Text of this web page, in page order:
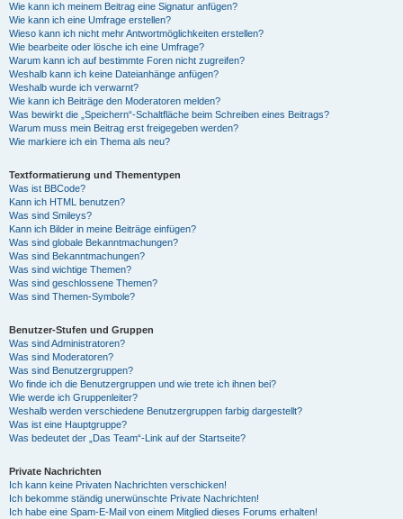
Wie kann ich meinem Beitrag eine Signatur anfügen?
Wie kann ich eine Umfrage erstellen?
Wieso kann ich nicht mehr Antwortmöglichkeiten erstellen?
Wie bearbeite oder lösche ich eine Umfrage?
Warum kann ich auf bestimmte Foren nicht zugreifen?
Weshalb kann ich keine Dateianhänge anfügen?
Weshalb wurde ich verwarnt?
Wie kann ich Beiträge den Moderatoren melden?
Was bewirkt die „Speichern“-Schaltfläche beim Schreiben eines Beitrags?
Warum muss mein Beitrag erst freigegeben werden?
Wie markiere ich ein Thema als neu?
Textformatierung und Thementypen
Was ist BBCode?
Kann ich HTML benutzen?
Was sind Smileys?
Kann ich Bilder in meine Beiträge einfügen?
Was sind globale Bekanntmachungen?
Was sind Bekanntmachungen?
Was sind wichtige Themen?
Was sind geschlossene Themen?
Was sind Themen-Symbole?
Benutzer-Stufen und Gruppen
Was sind Administratoren?
Was sind Moderatoren?
Was sind Benutzergruppen?
Wo finde ich die Benutzergruppen und wie trete ich ihnen bei?
Wie werde ich Gruppenleiter?
Weshalb werden verschiedene Benutzergruppen farbig dargestellt?
Was ist eine Hauptgruppe?
Was bedeutet der „Das Team“-Link auf der Startseite?
Private Nachrichten
Ich kann keine Privaten Nachrichten verschicken!
Ich bekomme ständig unerwünschte Private Nachrichten!
Ich habe eine Spam-E-Mail von einem Mitglied dieses Forums erhalten!